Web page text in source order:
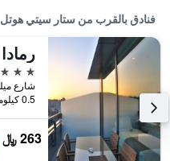
فنادق بالقرب من ستار سيتي هوتل
4 نجوم
0.5 كيلومتر عن وسط المدينة
263 ﷼